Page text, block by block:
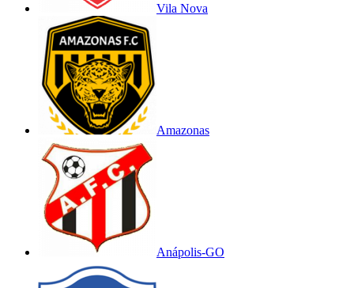
Vila Nova
Amazonas
Anápolis-GO